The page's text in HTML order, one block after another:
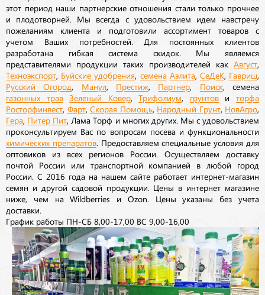
этот период наши партнерские отношения стали только прочнее
и плодотворней. Мы всегда с удовольствием идем навстречу
пожеланиям клиента и подготовили ассортимент товаров с
учетом Ваших потребностей. Для постоянных клиентов
разработана гибкая система скидок. Мы являемся
представителями продукции таких производителей как Август
Техноэкспорт Буйские удобрения семена Аэлита, СеДеК, Гавриш
Русский Огород Манул, Престиж Партнер Поиск, семена
газонных трав Зеленый Ковер,Трифолиум грунтовиторфа
Росторфинвест Фарт, Скорая Помощь Народный Грунт, НовАгро
Гера Питер Пит , Лама Торф и многих других. Мы с удовольствием
проконсультируем Вас по вопросам посева и функциональности
химических препаратов. Предоставляем специальные условия для
оптовиков из всех регионов России. Осуществляем доставку
почтой России или транспортной компанией в любой город
России. С 2016 года на нашем сайте работает интернет-магазин
семян и другой садовой продукции. Цены в интернет магазине
ниже, чем на Wildberries и Ozon. Цены указаны без учета
доставки.
График работы ПН-СБ 8,00-17,00 ВС 9,00-16,00